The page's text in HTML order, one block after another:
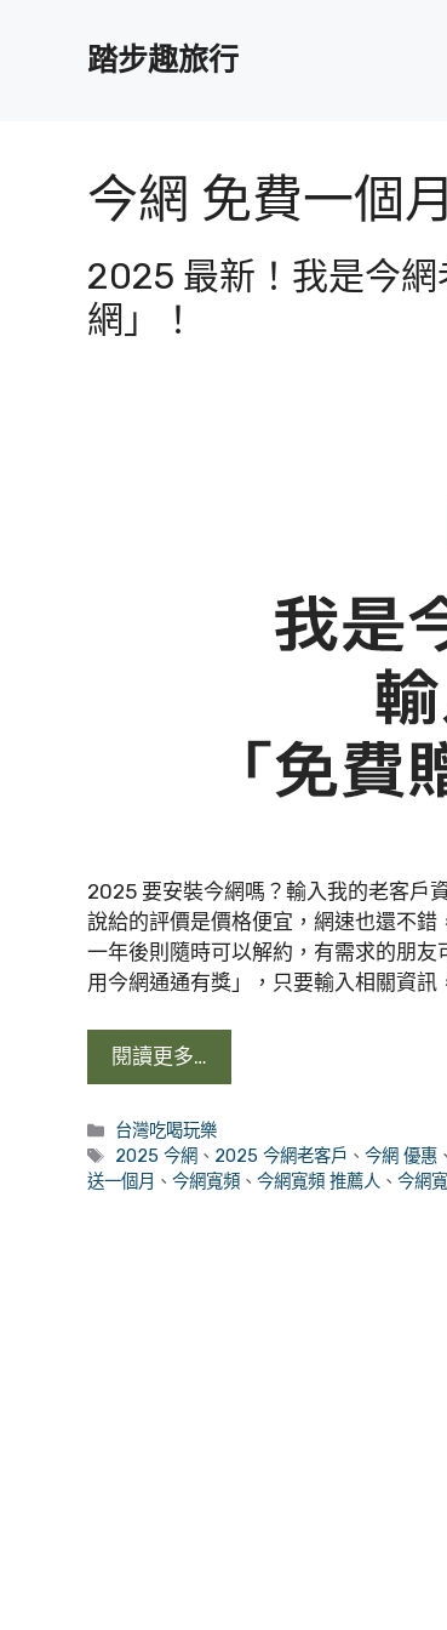
踏步趣旅行
今網 免費一個月
2025 最新！我是今
網」！
2025 要安裝今網嗎？輸入我的老客戶
說給的評價是價格便宜，網速也還不錯
一年後則隨時可以解約，有需求的朋
用今網通通有獎」，只要輸入相關資訊
閱讀更多…
分
類
台灣吃喝玩樂
標
籤
2025 今網 、 2025 今網老客戶 、今網 優惠
送一個月 、 今網寬頻 、 今網寬頻 推薦人 、 今網